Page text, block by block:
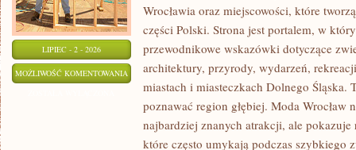
LIPIEC - 2 - 2026
MOŻLIWOŚĆ KOMENTOWANIA LUBIN
Wrocławia oraz miejscowości, które
części Polski. Strona jest portalem, w
przewodnikowe wskazówki dotyczące
architektury, przyrody, wydarzeń,
miastach i miasteczkach Dolnego Śląska.
poznawać region głębiej. Moda Wrocław
najbardziej znanych atrakcji, ale
które często umykają podczas szybkiego